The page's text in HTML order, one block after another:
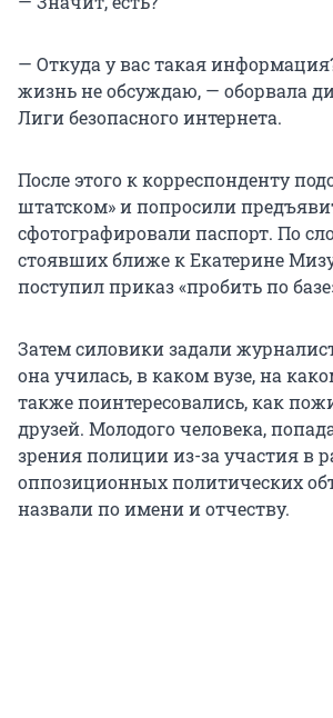
— Откуда у вас такая
жизнь не обсуждаю, — оборвала
Лиги безопасного интернета.
После этого к корреспонденту
штатском» и попросили
сфотографировали паспорт. По
стоявших ближе к Екатерине
поступил приказ «пробить по
Затем силовики задали
она училась, в каком вузе, на
также поинтересовались, как
друзей. Молодого человека,
зрения полиции из-за участия в
оппозиционных политических
назвали по имени и отчеству.